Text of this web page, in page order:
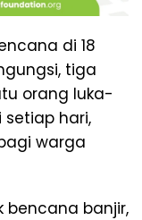
di 18
tiga
orang luka-
setiap hari,
warga
bencana banjir,